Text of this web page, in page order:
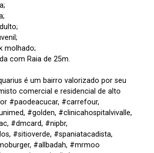
molhado;
com Raia de 25m.
é um bairro valorizado por seu
comercial e residencial de alto
#paodeacucar, #carrefour,
#golden, #clinicahospitalvivalle,
#dmcard, #nipbr,
#sitioverde, #spaniatacadista,
#allbadah, #mrmoo